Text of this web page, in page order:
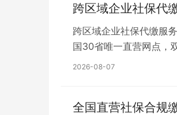
跨区域企业社保代
跨区域企业社保代缴服
国30省唯一直营网点，
2026-08-07
全国直营社保合规